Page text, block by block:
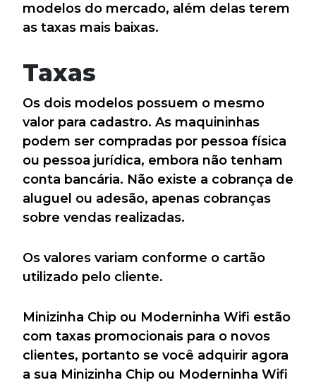
modelos do mercado, além delas terem
as taxas mais baixas.
Taxas
Os dois modelos possuem o mesmo
valor para cadastro. As maquininhas
podem ser compradas por pessoa física
ou pessoa jurídica, embora não tenham
conta bancária. Não existe a cobrança de
aluguel ou adesão, apenas cobranças
sobre vendas realizadas.
Os valores variam conforme o cartão
utilizado pelo cliente.
Minizinha Chip ou Moderninha Wifi estão
com taxas promocionais para o novos
clientes, portanto se você adquirir agora
a sua Minizinha Chip ou Moderninha Wifi